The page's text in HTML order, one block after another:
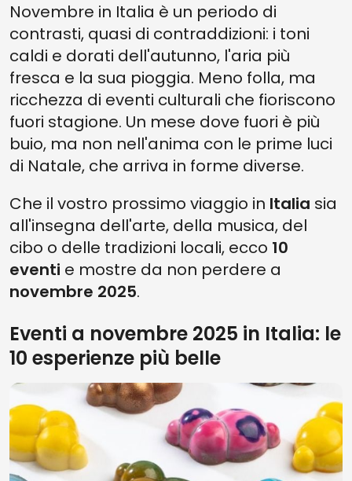
Novembre in Italia è un periodo di
contrasti, quasi di contraddizioni: i toni
caldi e dorati dell'autunno, l'aria più
fresca e la sua pioggia. Meno folla, ma
ricchezza di eventi culturali che fioriscono
fuori stagione. Un mese dove fuori è più
buio, ma non nell'anima con le prime luci
di Natale, che arriva in forme diverse.
Che il vostro prossimo viaggio in Italia sia
all'insegna dell'arte, della musica, del
cibo o delle tradizioni locali, ecco 10
eventi e mostre da non perdere a
novembre 2025.
Eventi a novembre 2025 in Italia: le
10 esperienze più belle